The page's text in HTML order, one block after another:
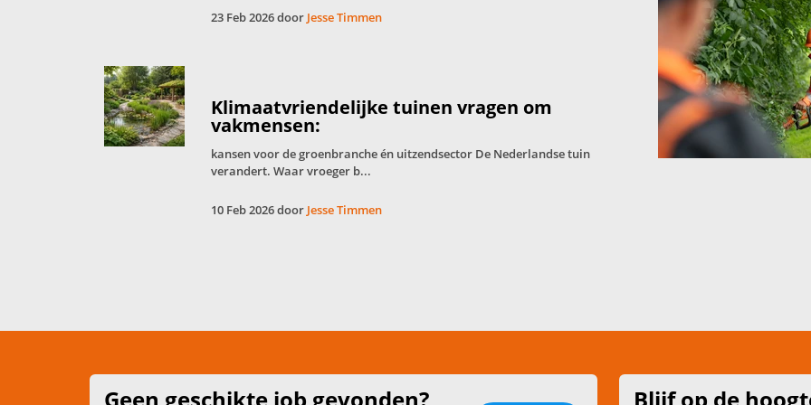
23 Feb 2026 door Jesse Timmen
Klimaatvriendelijke tuinen vragen om
vakmensen:
kansen voor de groenbranche én uitzendsector De Nederlandse tuin
verandert. Waar vroeger b...
10 Feb 2026 door Jesse Timmen
Geen geschikte job gevonden? Blijf op de